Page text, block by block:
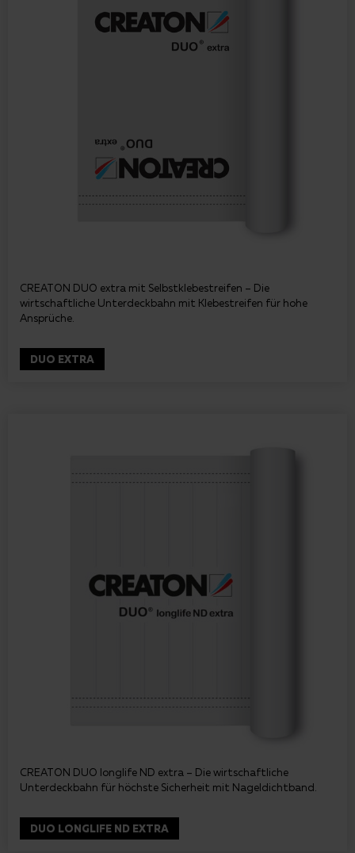
CREATON DUO extra mit Selbstklebestreifen – Die
wirtschaftliche Unterdeckbahn mit Klebestreifen für hohe
Ansprüche.
DUO EXTRA
CREATON DUO longlife ND extra – Die wirtschaftliche
Unterdeckbahn für höchste Sicherheit mit Nageldichtband.
DUO LONGLIFE ND EXTRA